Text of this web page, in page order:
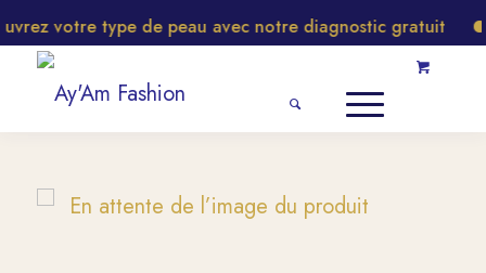
votre type de peau avec notre diagnostic gratuit